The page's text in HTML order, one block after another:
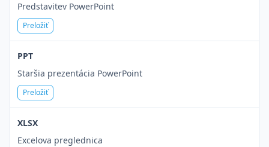
Predstavitev PowerPoint
Preložiť
PPT
Staršia prezentácia PowerPoint
Preložiť
XLSX
Excelova preglednica